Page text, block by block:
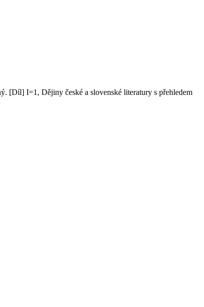
[Díl] I=1, Dějiny české a slovenské literatury s přehledem